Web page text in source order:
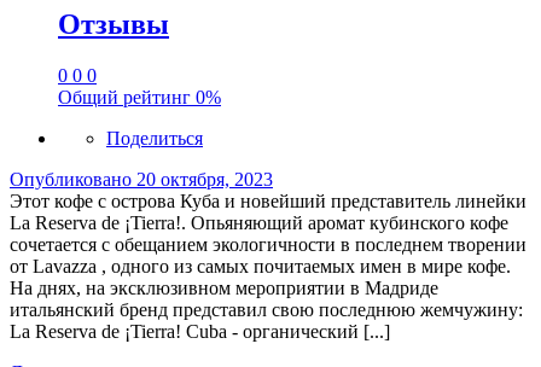
Отзывы
0 0 0
Общий рейтинг 0%
Поделиться
Опубликовано 20 октября, 2023
Этот кофе с острова Куба и новейший представитель линейки
La Reserva de ¡Tierra!. Опьяняющий аромат кубинского кофе
сочетается с обещанием экологичности в последнем творении
от Lavazza , одного из самых почитаемых имен в мире кофе.
На днях, на эксклюзивном мероприятии в Мадриде
итальянский бренд представил свою последнюю жемчужину:
La Reserva de ¡Tierra! Cuba - органический [...]